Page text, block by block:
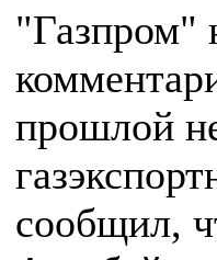
"Газпром"
прошлой
сообщил,